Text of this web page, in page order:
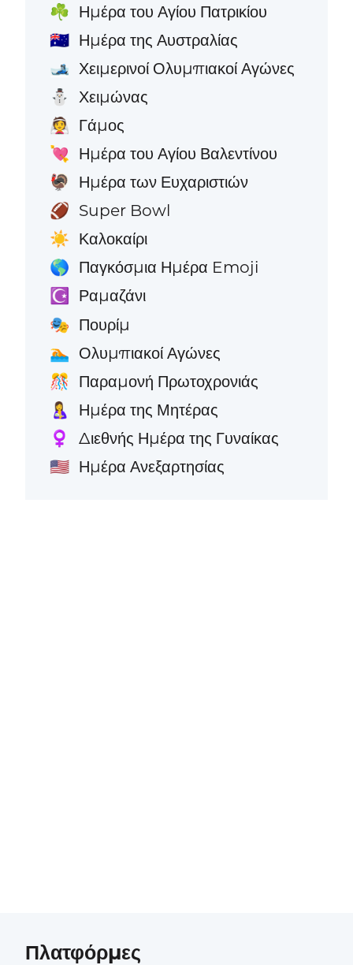
☘️ Ημέρα του Αγίου Πατρικίου
🇦🇺 Ημέρα της Αυστραλίας
🎿 Χειμερινοί Ολυμπιακοί Αγώνες
⛄ Χειμώνας
👰 Γάμος
💘 Ημέρα του Αγίου Βαλεντίνου
🦃 Ημέρα των Ευχαριστιών
🏈 Super Bowl
☀️ Καλοκαίρι
🌎 Παγκόσμια Ημέρα Emoji
☪️ Ραμαζάνι
🎭 Πουρίμ
🏊 Ολυμπιακοί Αγώνες
🎊 Παραμονή Πρωτοχρονιάς
🤱 Ημέρα της Μητέρας
♀️ Διεθνής Ημέρα της Γυναίκας
🇺🇸 Ημέρα Ανεξαρτησίας
Πλατφόρμες